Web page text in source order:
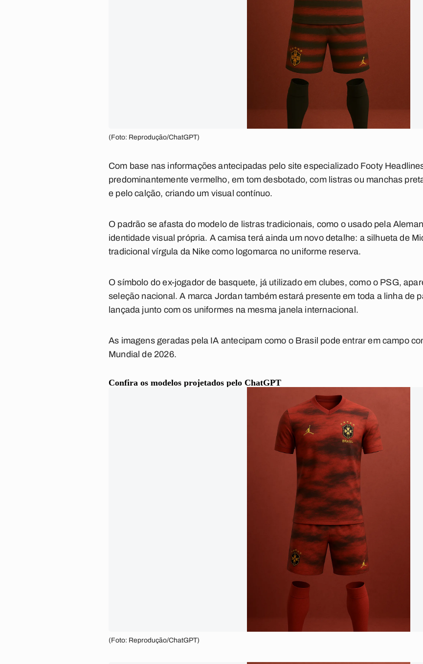
(Foto: Reprodução/ChatGPT)
Com base nas informações antecipadas pelo site especializado Footy
predominantemente vermelho, em tom desbotado, com listras ou manchas
e pelo calção, criando um visual contínuo.
O padrão se afasta do modelo de listras tradicionais, como o usado pela
identidade visual própria. A camisa terá ainda um novo detalhe: a silhueta de
tradicional vírgula da Nike como logomarca no uniforme reserva.
O símbolo do ex-jogador de basquete, já utilizado em clubes, como o PSG,
seleção nacional. A marca Jordan também estará presente em toda a linha de
lançada junto com os uniformes na mesma janela internacional.
As imagens geradas pela IA antecipam como o Brasil pode entrar em campo
Mundial de 2026.
Confira os modelos projetados pelo ChatGPT
(Foto: Reprodução/ChatGPT)